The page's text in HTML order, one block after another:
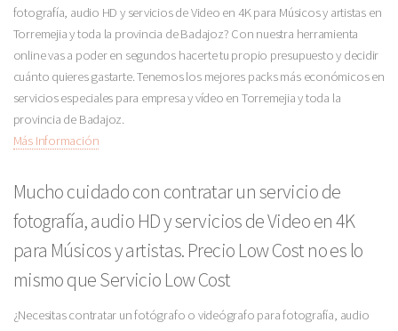
fotografía, audio HD y servicios de Video en 4K para Músicos y artistas en
Torremejia y toda la provincia de Badajoz? Con nuestra herramienta
online vas a poder en segundos hacerte tu propio presupuesto y decidir
cuánto quieres gastarte. Tenemos los mejores packs más económicos en
servicios especiales para empresa y vídeo en Torremejia y toda la
provincia de Badajoz.
Más Información
Mucho cuidado con contratar un servicio de
fotografía, audio HD y servicios de Video en 4K
para Músicos y artistas. Precio Low Cost no es lo
mismo que Servicio Low Cost
¿Necesitas contratar un fotógrafo o videógrafo para fotografía, audio